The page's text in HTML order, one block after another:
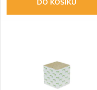
d
DO KOŠÍKU